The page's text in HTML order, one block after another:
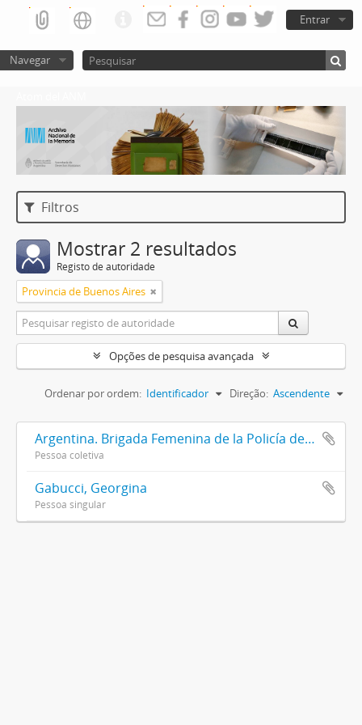
Entrar
Navegar
Filtros
Mostrar 2 resultados
Registo de autoridade
Provincia de Buenos Aires
Opções de pesquisa avançada
Ordenar por ordem: Identificador Direção: Ascendente
Argentina. Brigada Femenina de la Policía de la Provincia de Buenos Aires
Pessoa coletiva
Gabucci, Georgina
Pessoa singular